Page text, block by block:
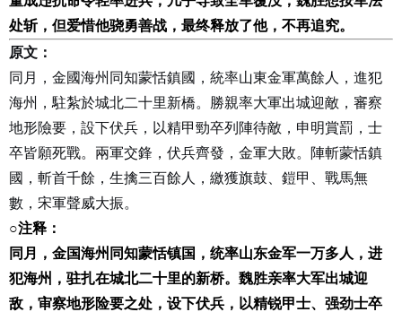
处斩，但爱惜他骁勇善战，最终释放了他，不再追究。
原文：
同月，金國海州同知蒙恬鎮國，統率山東金軍萬餘人，進犯
海州，駐紮於城北二十里新橋。勝親率大軍出城迎敵，審察
地形險要，設下伏兵，以精甲勁卒列陣待敵，申明賞罰，士
卒皆願死戰。兩軍交鋒，伏兵齊發，金軍大敗。陣斬蒙恬鎮
國，斬首千餘，生擒三百餘人，繳獲旗鼓、鎧甲、戰馬無
數，宋軍聲威大振。
○注释：
同月，金国海州同知蒙恬镇国，统率山东金军一万多人，进
犯海州，驻扎在城北二十里的新桥。魏胜亲率大军出城迎
敌，审察地形险要之处，设下伏兵，以精锐甲士、强劲士卒